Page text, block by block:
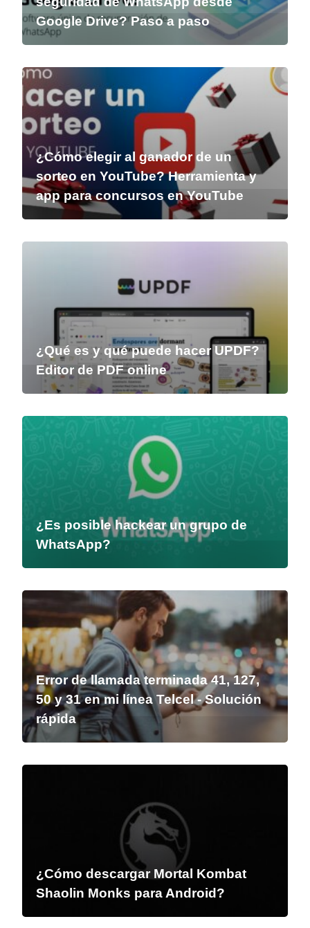
Google Drive? Paso a paso
¿Cómo elegir al ganador de un
sorteo en YouTube? Herramienta y
app para concursos en YouTube
¿Qué es y qué puede hacer UPDF?
Editor de PDF online
¿Es posible hackear un grupo de
WhatsApp?
Error de llamada terminada 41, 127,
50 y 31 en mi línea Telcel - Solución
rápida
¿Cómo descargar Mortal Kombat
Shaolin Monks para Android?